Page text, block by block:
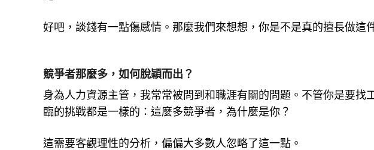
好吧，談錢有一點傷感情。那麼我們來想想，你是不是真的擅長做這
競爭者那麼多，如何脫穎而出？
身為人力資源主管，我常常被問到和職涯有關的問題。不管你是要找
臨的挑戰都是一樣的：這麼多競爭者，為什麼是你？
這需要客觀理性的分析，偏偏大多數人忽略了這一點。